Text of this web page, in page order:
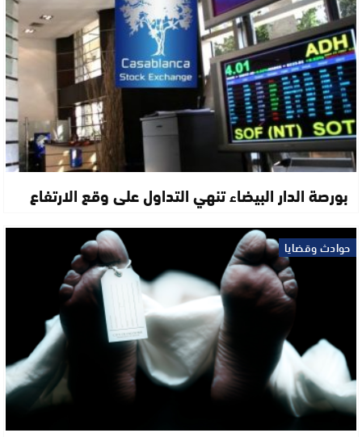
بورصة الدار البيضاء تنهي التداول على وقع الارتفاع
حوادث وقضايا